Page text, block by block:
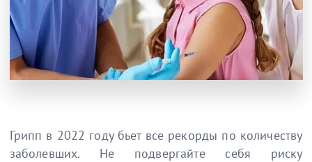
Грипп в 2022 году бьет все рекорды по количеству
заболевших. Не подвергайте себя риску